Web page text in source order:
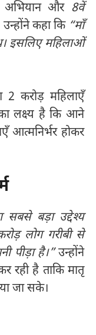
और 8वें
कहा कि “माँ
इसलिए महिलाओं
करोड़ महिलाएँ
लक्ष्य है कि आने
आत्मनिर्भर होकर
सबसे बड़ा उद्देश्य
लोग गरीबी से
पीड़ा है।”उन्होंने
रही है ताकि मातृ
जा सके।